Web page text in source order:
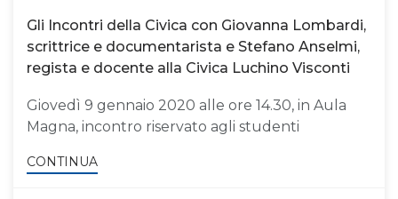
Gli Incontri della Civica con Giovanna Lombardi,
scrittrice e documentarista e Stefano Anselmi,
regista e docente alla Civica Luchino Visconti
Giovedì 9 gennaio 2020 alle ore 14.30, in Aula
Magna, incontro riservato agli studenti
CONTINUA